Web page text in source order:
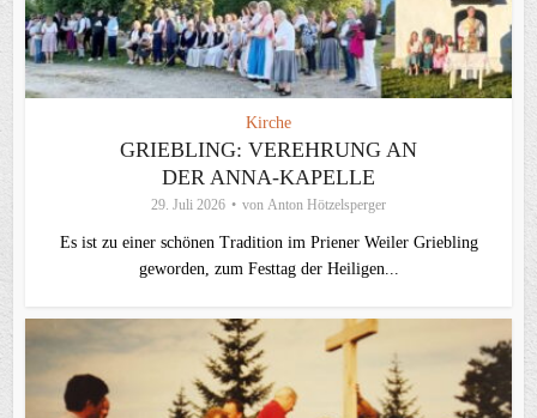
Kirche
GRIEBLING: VEREHRUNG AN
DER ANNA-KAPELLE
29. Juli 2026 von Anton Hötzelsperger
Es ist zu einer schönen Tradition im Priener Weiler Griebling
geworden, zum Festtag der Heiligen...